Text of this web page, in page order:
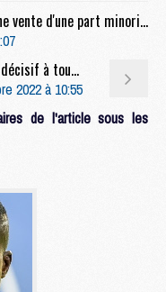
Club : Al-Khelaïfi ouvert à une vente d'une part minoritaire du PSG
Sélections : « Il a cette capacité d’être décisif à tout moment », Deschamps loue les qualités de Mbappé
2022 à 10:55
de l'article sous les